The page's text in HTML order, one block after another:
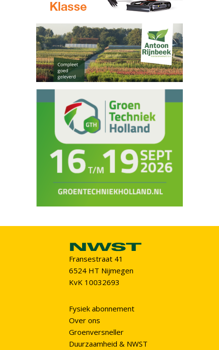
Fransestraat 41
6524 HT Nijmegen
KvK 10032693
Fysiek abonnement
Over ons
Groenversneller
Duurzaamheid & NWST